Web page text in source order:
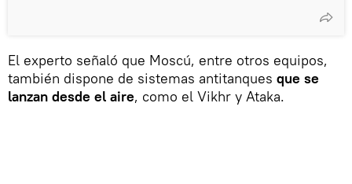
El experto señaló que Moscú, entre otros equipos,
también dispone de sistemas antitanques que se
lanzan desde el aire, como el Vikhr y Ataka.